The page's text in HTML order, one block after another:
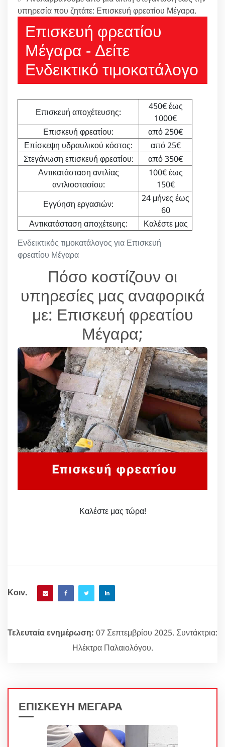
υπηρεσία που ζητάτε: Επισκευή φρεατίου Μέγαρα.
Επισκευή φρεατίου
Μέγαρα - Δείτε
Ενδεικτικό τιμοκατάλογο
Ενδεικτικός τιμοκατάλογος για Επισκευή
φρεατίου Μέγαρα
Επισκευή αποχέτευσης:
450€ έως
1000€
Επισκευή φρεατίου:
από 250€
Επίσκεψη υδραυλικού κόστος:
από 25€
Στεγάνωση επισκευή φρεατίου:
από 350€
Αντικατάσταση αντλίας
αντλιοστασίου:
100€ έως
150€
Εγγύηση εργασιών:
24 μήνες έως
60
Αντικατάσταση αποχέτευης:
Καλέστε μας
Πόσο κοστίζουν οι
υπηρεσίες μας αναφορικά
με: Επισκευή φρεατίου
Μέγαρα;
Καλέστε μας τώρα!
Κοιν.
Τελευταία ενημέρωση: 07 Σεπτεμβρίου 2025. Συντάκτρια:
Ηλέκτρα Παλαιολόγου.
ΕΠΙΣΚΕΥΗ ΜΕΓΑΡΑ